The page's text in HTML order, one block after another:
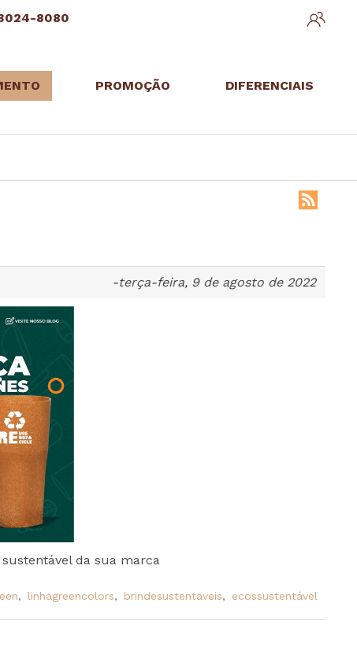
8080
PROMOÇÃO DIFERENCIAIS
-terça-feira, 9 de agosto de 2022
da sua marca
, linhagreencolors, brindesustentaveis, ecossustentável